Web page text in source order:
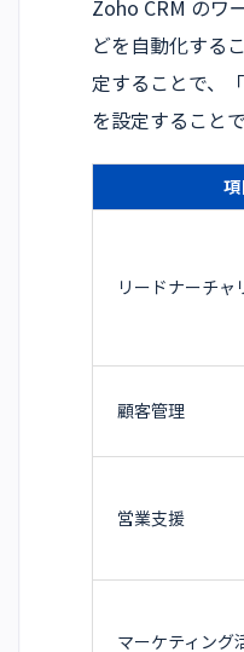
Zoho CRM のワ
どを自動化する
定することで、
を設定すること
項
リードナーチャ
顧客管理
営業支援
マーケティング